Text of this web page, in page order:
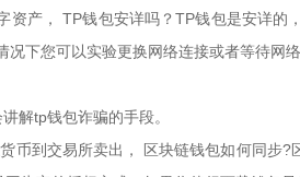
产， TP钱包安详吗？TP钱包是安详的
下您可以实验更换网络连接或者等待网
解tp钱包诈骗的手段。
币到交易所卖出， 区块链钱包如何同步